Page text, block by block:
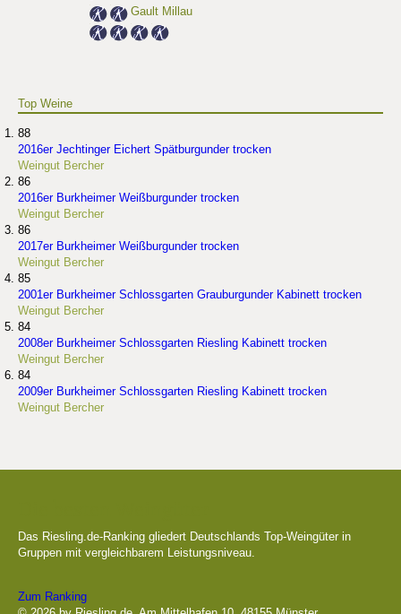
Gault Millau
Top Weine
88
2016er Jechtinger Eichert Spätburgunder trocken
Weingut Bercher
86
2016er Burkheimer Weißburgunder trocken
Weingut Bercher
86
2017er Burkheimer Weißburgunder trocken
Weingut Bercher
85
2001er Burkheimer Schlossgarten Grauburgunder Kabinett trocken
Weingut Bercher
84
2008er Burkheimer Schlossgarten Riesling Kabinett trocken
Weingut Bercher
84
2009er Burkheimer Schlossgarten Riesling Kabinett trocken
Weingut Bercher
Das Riesling.de-Ranking gliedert Deutschlands Top-Weingüter in
Gruppen mit vergleichbarem Leistungsniveau.
Zum Ranking